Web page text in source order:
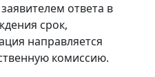
ответа в
срок,
направляется
комиссию.